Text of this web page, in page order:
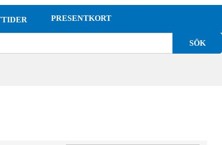
PRESENTKORT
SÖK